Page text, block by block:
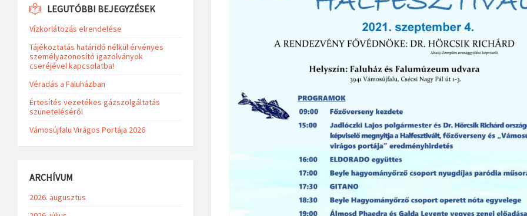
LEGUTÓBBI BEJEGYZÉSEK
Vízkorlátozás elrendelése
Tájékoztatás határidő nélkül érvényes
személyazonosító igazolványok
cseréjével kapcsolatba!
Véradás a Faluházban
Értesítés vezetékes gázszolgáltatás
szüneteléséről
Vámosújfalu Virágos Portája 2026
ARCHÍVUM
2026. augusztus